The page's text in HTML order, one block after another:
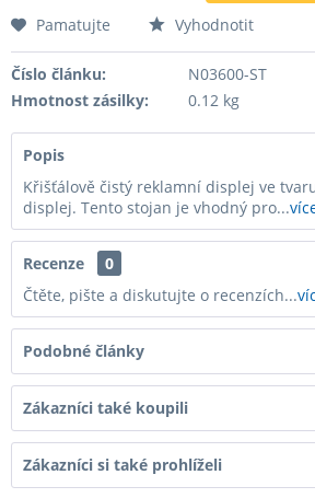
Pamatujte Vyhodnotit
Číslo článku:
N03600-ST
Hmotnost zásilky:
0.12 kg
Popis
Křišťálově čistý reklamní displej ve
displej. Tento stojan je vhodný pro...
Recenze
0
Čtěte, pište a diskutujte o recenzích...
Podobné články
Zákazníci také koupili
Zákazníci si také prohlíželi